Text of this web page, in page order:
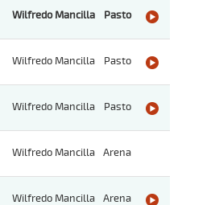
Wilfredo Mancilla Pasto
Wilfredo Mancilla Pasto
Wilfredo Mancilla Pasto
Wilfredo Mancilla Arena
Wilfredo Mancilla Arena